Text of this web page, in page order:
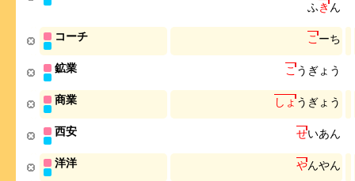
ふきん
コーチ こーち
鉱業 こう ぎ ょ う
商業 し ょう ぎ ょ う
西安 せいあん
洋洋 やんやん